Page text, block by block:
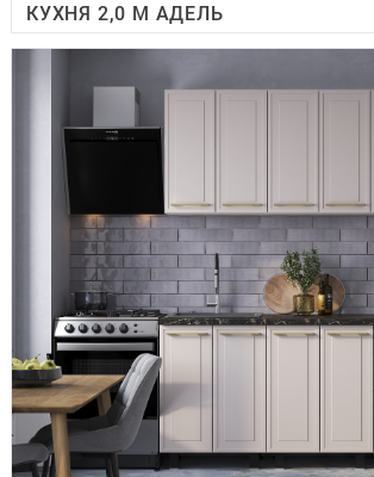
КУХНЯ 2,0 М АДЕЛЬ